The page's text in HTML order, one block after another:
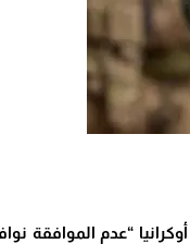
أوكرانيا “عدم